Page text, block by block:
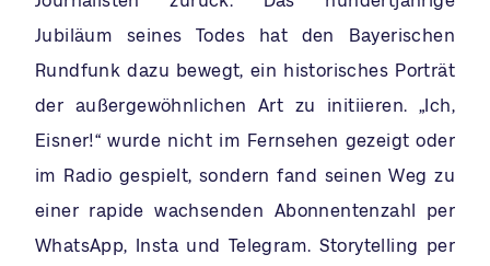
Jubiläum seines Todes hat den Bayerischen
Rundfunk dazu bewegt, ein historisches Porträt
der außergewöhnlichen Art zu initiieren. „Ich,
Eisner!“ wurde nicht im Fernsehen gezeigt oder
im Radio gespielt, sondern fand seinen Weg zu
einer rapide wachsenden Abonnentenzahl per
WhatsApp, Insta und Telegram. Storytelling per